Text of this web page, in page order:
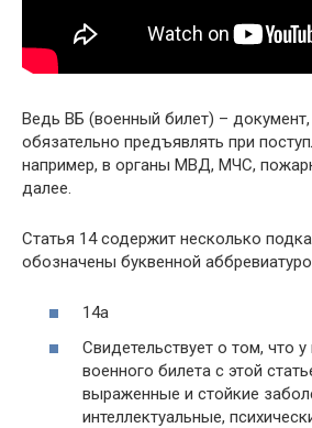
Ведь ВБ (военный билет) –
обязательно предъявлять при
например, в органы МВД, МЧС,
далее.
Статья 14 содержит несколько
обозначены буквенной
14а
Свидетельствует о том, что
военного билета с этой
выраженные и стойкие
интеллектуальные,